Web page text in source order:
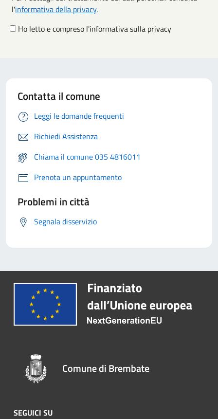
l'informativa della privacy.
Ho letto e compreso l'informativa sulla privacy
Contatta il comune
Leggi le domande frequenti
Richiedi Assistenza
Chiama il comune 035 4816011
Prenota un appuntamento
Problemi in città
Segnala disservizio
Comune di Brembate
SEGUICI SU